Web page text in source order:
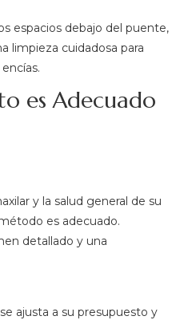
espacios debajo del puente,
limpieza cuidadosa para
es Adecuado
y la salud general de su
es adecuado.
detallado y una
ajusta a su presupuesto y